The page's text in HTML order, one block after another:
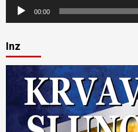
Audio
přehrávač
00:00
Inz